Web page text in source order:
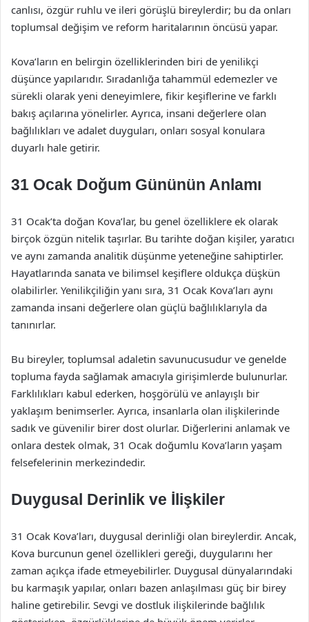
canlısı, özgür ruhlu ve ileri görüşlü bireylerdir; bu da onları
toplumsal değişim ve reform haritalarının öncüsü yapar.
Kova’ların en belirgin özelliklerinden biri de yenilikçi
düşünce yapılarıdır. Sıradanlığa tahammül edemezler ve
sürekli olarak yeni deneyimlere, fikir keşiflerine ve farklı
bakış açılarına yönelirler. Ayrıca, insani değerlere olan
bağlılıkları ve adalet duyguları, onları sosyal konulara
duyarlı hale getirir.
31 Ocak Doğum Gününün Anlamı
31 Ocak’ta doğan Kova’lar, bu genel özelliklere ek olarak
birçok özgün nitelik taşırlar. Bu tarihte doğan kişiler, yaratıcı
ve aynı zamanda analitik düşünme yeteneğine sahiptirler.
Hayatlarında sanata ve bilimsel keşiflere oldukça düşkün
olabilirler. Yenilikçiliğin yanı sıra, 31 Ocak Kova’ları aynı
zamanda insani değerlere olan güçlü bağlılıklarıyla da
tanınırlar.
Bu bireyler, toplumsal adaletin savunucusudur ve genelde
topluma fayda sağlamak amacıyla girişimlerde bulunurlar.
Farklılıkları kabul ederken, hoşgörülü ve anlayışlı bir
yaklaşım benimserler. Ayrıca, insanlarla olan ilişkilerinde
sadık ve güvenilir birer dost olurlar. Diğerlerini anlamak ve
onlara destek olmak, 31 Ocak doğumlu Kova’ların yaşam
felsefelerinin merkezindedir.
Duygusal Derinlik ve İlişkiler
31 Ocak Kova’ları, duygusal derinliği olan bireylerdir. Ancak,
Kova burcunun genel özellikleri gereği, duygularını her
zaman açıkça ifade etmeyebilirler. Duygusal dünyalarındaki
bu karmaşık yapılar, onları bazen anlaşılması güç bir birey
haline getirebilir. Sevgi ve dostluk ilişkilerinde bağlılık